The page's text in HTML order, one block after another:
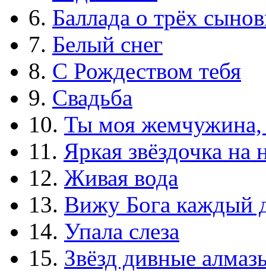
6. Баллада о трёх
7. Белый снег
8. С Рождеством тебя
9. Свадьба
10. Ты моя жемчужина,
11. Яркая звёздочка на
12. Живая вода
13. Вижу Бога каждый
14. Упала слеза
15. Звёзд дивные